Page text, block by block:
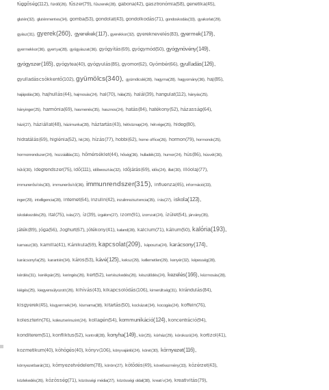
függőség(112), fürdő(26), fűszer(79), fűszerek(28), gabona(42), gasztronómia(58), genetika(45),
glutén(32), gluténmentes(34), gomba(53), gondolat(43), gondolkodás(71), gondoskodás(33), gyakorlat(29),
gyász(31), gyerek(260), gyerekek(117), gyerekkor(32), gyereknevelés(83), gyermek(179),
gyermekkor(36), gyertya(28), gyógyászat(36), gyógyítás(69), gyógymód(50), gyógynövény(149),
gyógyszer(165), gyógytea(40), gyógyulás(85), gyomor(62), Gyömbér(66), gyulladás(126),
gyulladáscsökkentő(102), gyümölcs(340), gyümölcslé(28), hagyma(28), hagyomány(36), haj(85),
hajápolás(36), hajhullás(44), hajmosás(24), hal(70), hála(25), halál(39), hangulat(112), hányás(25),
hányinger(25), harmónia(69), hasmenés(35), hasznos(24), hatás(84), hatékony(52), házasság(64),
házi(27), háziállat(48), házimunka(28), háztartás(43), hétköznap(24), hétvége(25), hideg(80),
hidratálás(69), higiénia(52), hit(26), hízás(77), hobbi(62), home office(26), hormon(79), hormonok(25),
hormonrendszer(24), hozzáállás(31), hőmérséklet(44), hőség(36), hulladék(33), humor(24), hús(86), húsvét(36),
hűtő(30), idegrendszer(75), idő(111), időbeosztás(32), időjárás(69), idős(24), illat(30), illóolaj(77),
immunerősítés(30), immunerősítő(36), immunrendszer(315), influenza(45), információ(33),
inger(29), intelligencia(28), internet(64), inzulin(42), inzulinrezisztencia(35), írás(27), iskola(123),
iskolakezdés(25), ital(75), ivás(27), íz(39), izgalom(27), izom(91), izomzat(24), ízület(54), járvány(35),
játék(89), jóga(56), Joghurt(67), jótékony(41), kaland(28), kalcium(71), kálium(50), kalória(193),
kamasz(30), kamilla(41), Kánikula(59), kapcsolat(209), káposzta(24), karácsony(174),
karácsonyfa(25), karantén(34), káros(53), kávé(125), keksz(29), kellemetlen(29), kenyér(32), képesség(28),
kérdés(31), kerékpár(25), keringés(26), kert(52), kertészkedés(26), készülődés(24), kezelés(166), kézmosás(28),
kiégés(25), kiegyensúlyozott(26), kihívás(43), kikapcsolódás(106), kimerültség(31), kirándulás(84),
kisgyerek(45), kisgyermek(34), kismama(38), kitartás(50), kockázat(34), kocogás(24), koffein(76),
koleszterin(76), koleszterinszint(24), kollagén(54), kommunikáció(124), koncentráció(94),
konditerem(51), konfliktus(52), kontroll(28), konyha(149), kór(25), kórház(29), kórokozó(24), kortizol(41),
kozmetikum(40), köhögés(40), könyv(106), könyvajánló(24), köret(30), környezet(116),
környezetbarát(31), környezetvédelem(78), köröm(27), kötődés(49), következmény(33), közérzet(43),
közlekedés(26), közösség(71), közösségi média(27), közösségi oldal(38), kreatív(34), kreativitás(79),